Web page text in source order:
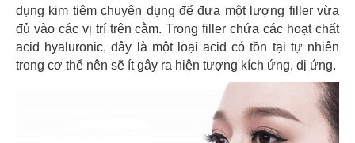
dụng kim tiêm chuyên dụng để đưa một lượng filler vừa
đủ vào các vị trí trên cằm. Trong filler chứa các hoạt chất
acid hyaluronic, đây là một loại acid có tồn tại tự nhiên
trong cơ thể nên sẽ ít gây ra hiện tượng kích ứng, dị ứng.